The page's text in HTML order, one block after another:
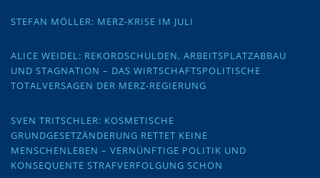
STEFAN MÖLLER: MERZ-KRISE IM JULI
ALICE WEIDEL: REKORDSCHULDEN, ARBEITSPLATZABBAU
UND STAGNATION – DAS WIRTSCHAFTSPOLITISCHE
TOTALVERSAGEN DER MERZ-REGIERUNG
SVEN TRITSCHLER: KOSMETISCHE
GRUNDGESETZÄNDERUNG RETTET KEINE
MENSCHENLEBEN – VERNÜNFTIGE POLITIK UND
KONSEQUENTE STRAFVERFOLGUNG SCHON